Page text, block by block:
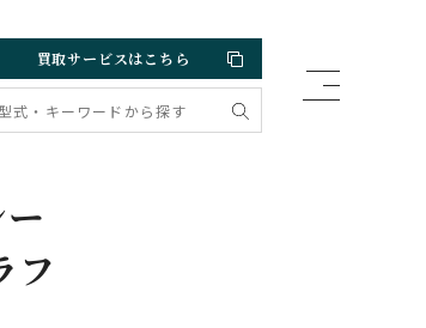
買取サービスはこちら
フ